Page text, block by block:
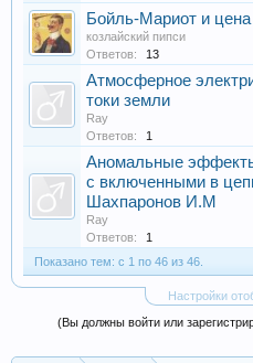
Бойль-Мариот и цена
козлайский пипси
Ответов:
13
Атмосферное
токи земли
Ray
Ответов:
1
Аномальные
с включенными в
Шахпаронов И.М
Ray
Ответов:
1
Показано тем: с 1 по 46 из 46.
Настройки
(Вы должны войти или